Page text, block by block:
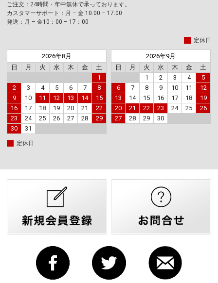
ご注文：24時間・年中無休で承っております。
カスタマーサポート：月 – 金 10:00 – 17:00
発送：月 – 金10：00 – 17：00
定休日
2026年8月
日
月 火 水 木 金
土
1
2
3 4 5 6 7
8
9
10 11 12 13 14
15
16
17 18 19 20 21
22
23
24 25 26 27 28
29
30
31
2026年9月
日
月 火 水 木 金
土
1
2 3 4
5
6
7 8 9 10 11
12
13
14 15 16 17 18
19
20
21 22 23 24 25
26
27
28 29 30
定休日